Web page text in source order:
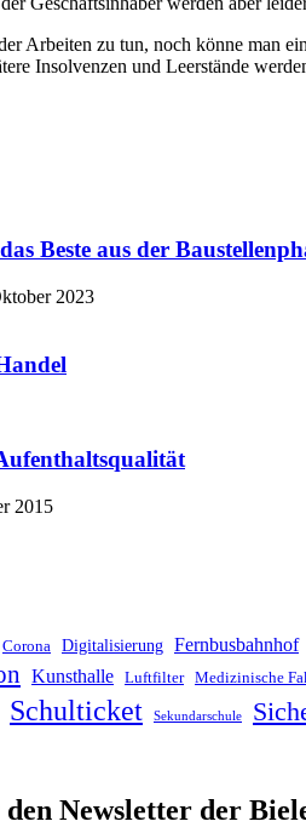
Arbeiten zu tun, noch könne man
Insolvenzen und Leerstände
Beste aus der
2023
2015
Corona Digitalisierung Fernbusbahnhof
Kunsthalle Luftfilter Medizinische
Schulticket Sekundarschule
Newsletter der